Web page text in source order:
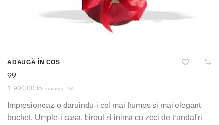
ADAUGĂ ÎN COȘ
99
1.900,00 lei inclusiv TVA
Impresioneaz-o daruindu-i cel mai frumos si mai elegant
buchet. Umple-i casa, biroul si inima cu zeci de trandafiri